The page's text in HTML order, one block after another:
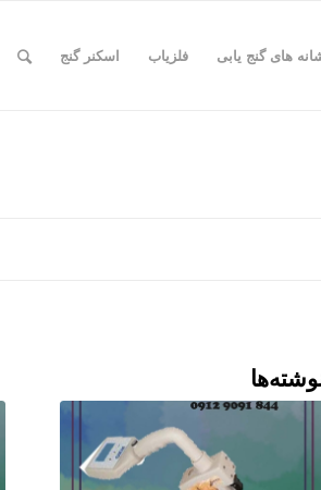
های گنج یابی فلزیاب اسکنر گنج